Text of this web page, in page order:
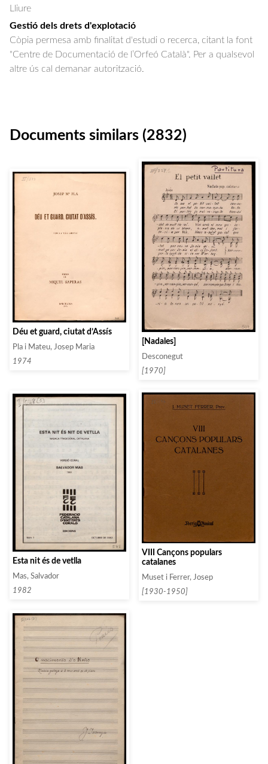
Lliure
Gestió dels drets d'explotació
Còpia permesa amb finalitat d'estudi o recerca, citant la font
"Centre de Documentació de l’Orfeó Català". Per a qualsevol
altre ús cal demanar autorització.
Documents similars (2832)
Déu et guard, ciutat d’Assís
Pla i Mateu, Josep Maria
1974
[Nadales]
Desconegut
[1970]
Esta nit és de vetlla
Mas, Salvador
1982
VIII Cançons populars
catalanes
Muset i Ferrer, Josep
[1930-1950]